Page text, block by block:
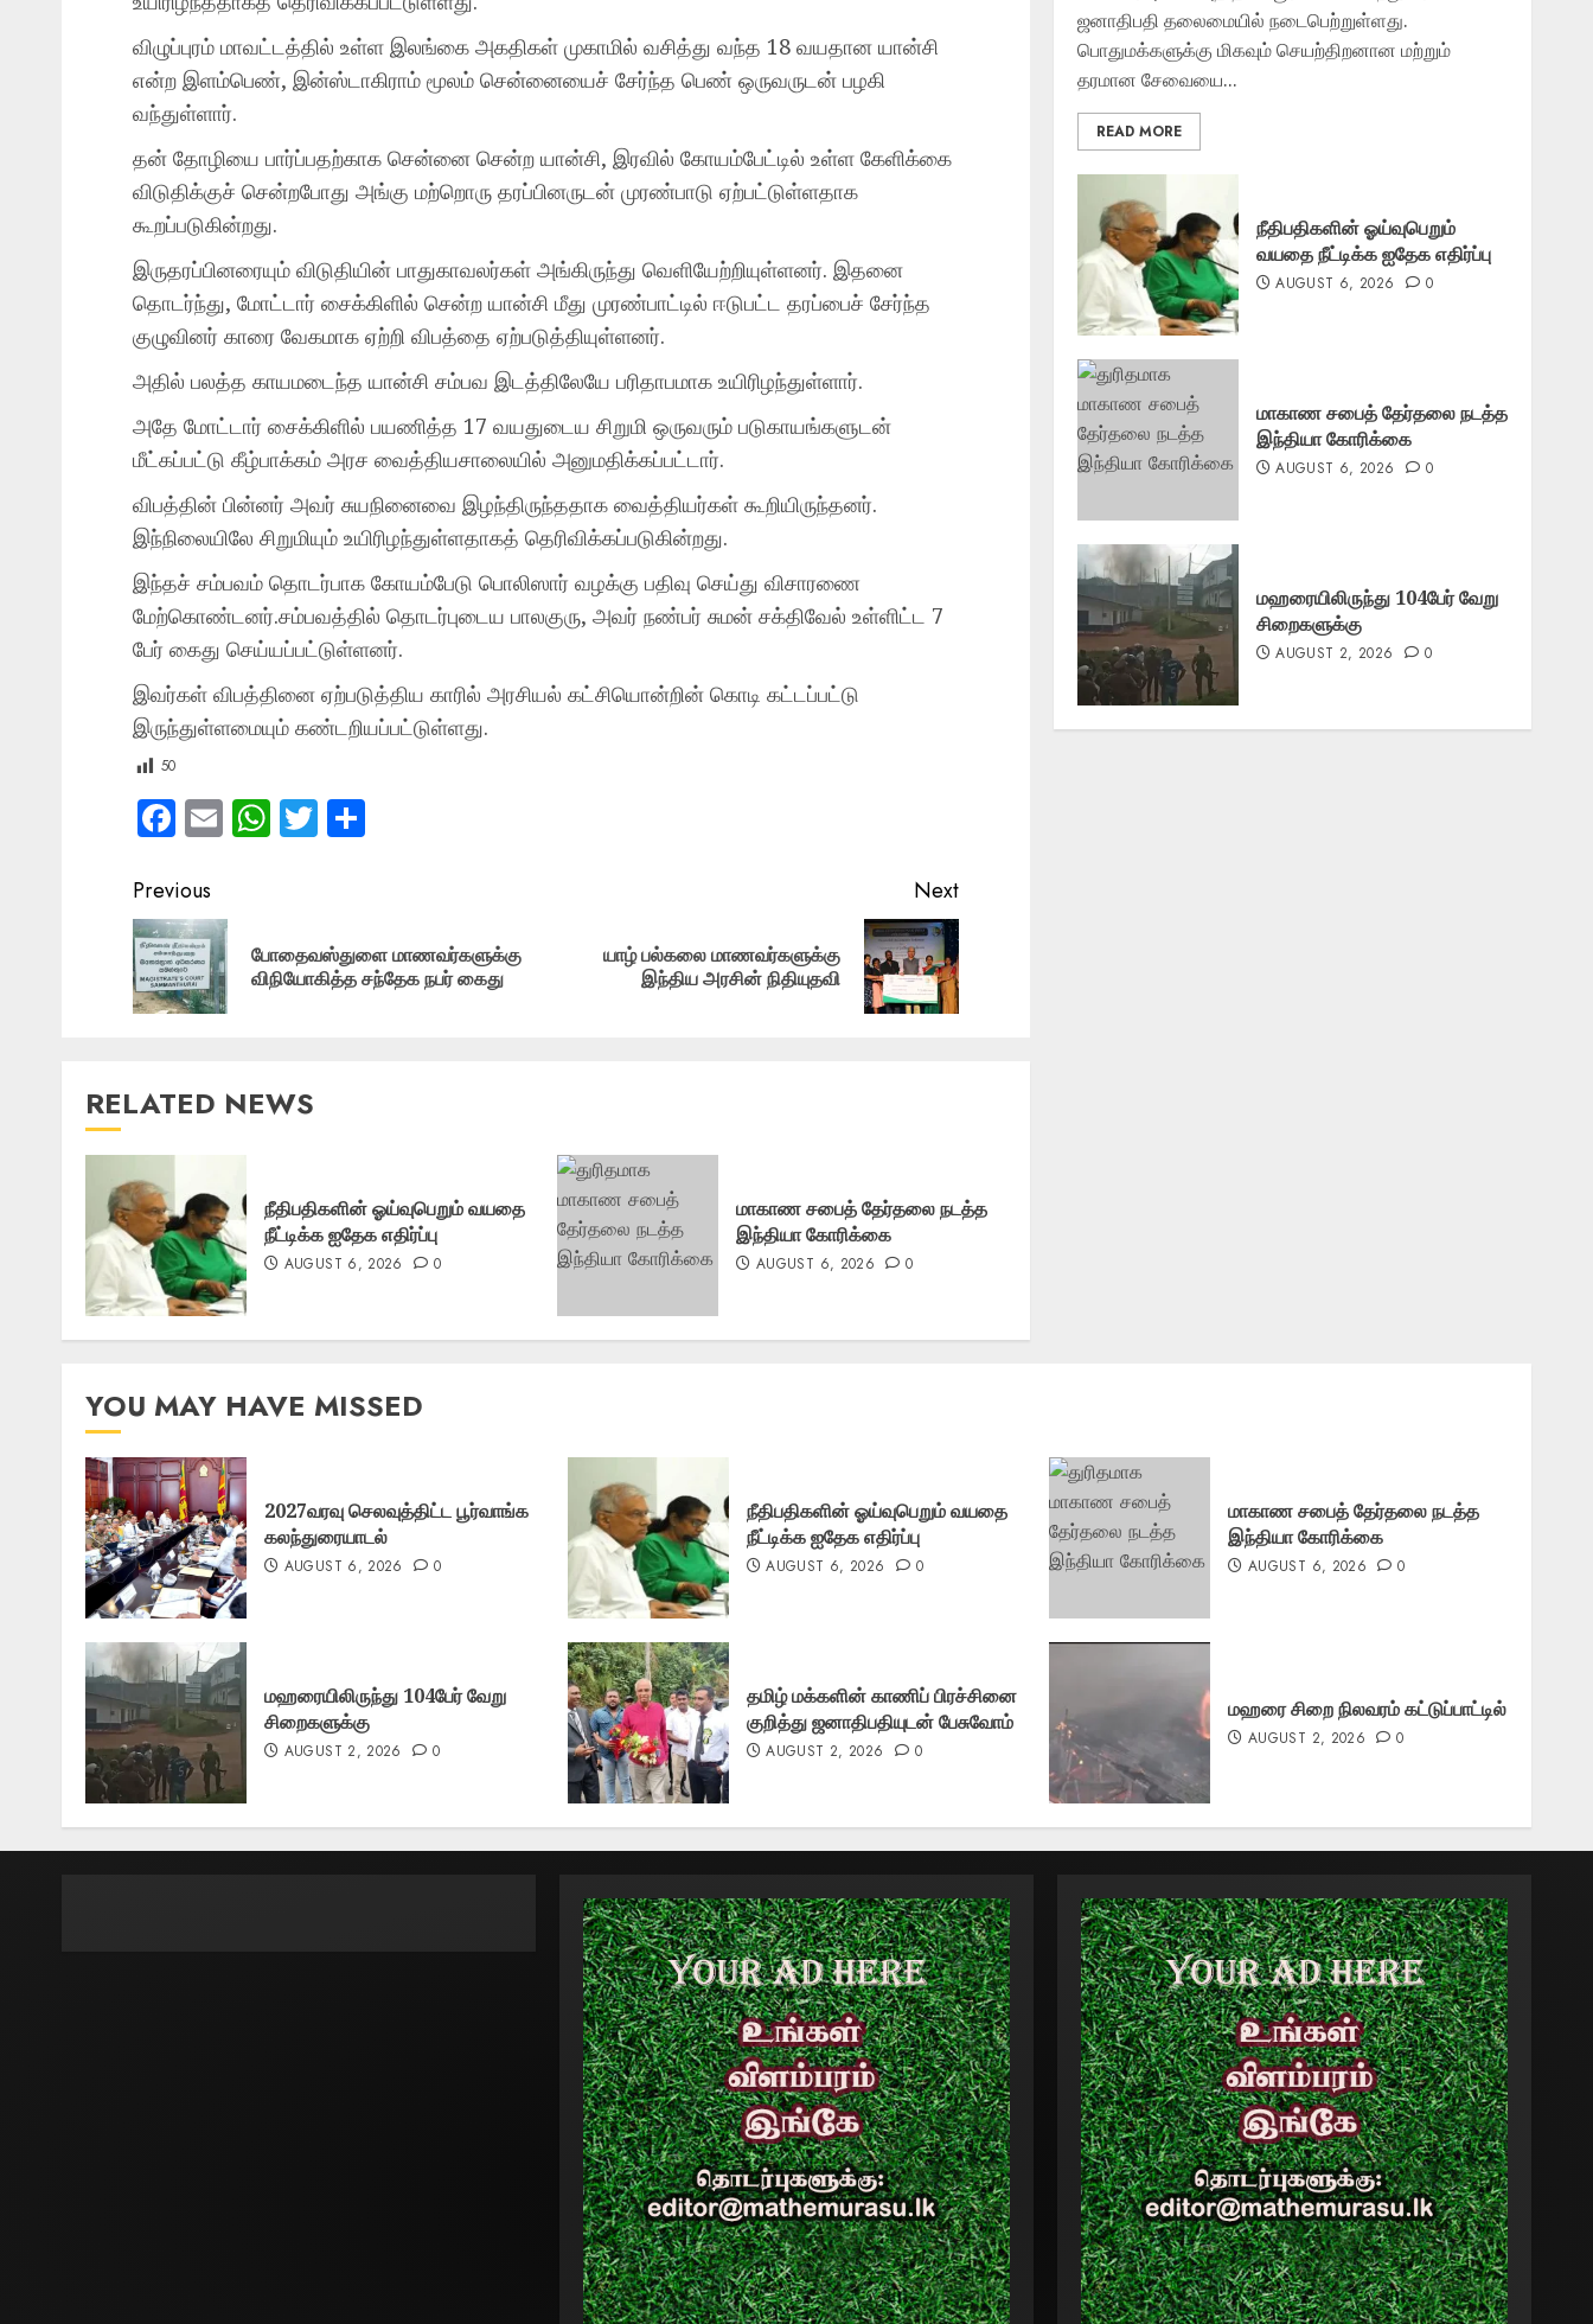
விழுப்புரம் மாவட்டத்தில் உள்ள இலங்கை அகதிகள் முகாமில் வசித்து வந்த 18 வயதான யான்சி
என்ற இளம்பெண், இன்ஸ்டாகிராம் மூலம் சென்னையைச் சேர்ந்த பெண் ஒருவருடன் பழகி
வந்துள்ளார்.
தன் தோழியை பார்ப்பதற்காக சென்னை சென்ற யான்சி, இரவில் கோயம்பேட்டில் உள்ள கேளிக்கை
விடுதிக்குச் சென்றபோது அங்கு மற்றொரு தரப்பினருடன் முரண்பாடு ஏற்பட்டுள்ளதாக
கூறப்படுகின்றது.
இருதரப்பினரையும் விடுதியின் பாதுகாவலர்கள் அங்கிருந்து வெளியேற்றியுள்ளனர். இதனை
தொடர்ந்து, மோட்டார் சைக்கிளில் சென்ற யான்சி மீது முரண்பாட்டில் ஈடுபட்ட தரப்பைச் சேர்ந்த
குழுவினர் காரை வேகமாக ஏற்றி விபத்தை ஏற்படுத்தியுள்ளனர்.
அதில் பலத்த காயமடைந்த யான்சி சம்பவ இடத்திலேயே பரிதாபமாக உயிரிழந்துள்ளார்.
அதே மோட்டார் சைக்கிளில் பயணித்த 17 வயதுடைய சிறுமி ஒருவரும் படுகாயங்களுடன்
மீட்கப்பட்டு கீழ்பாக்கம் அரச வைத்தியசாலையில் அனுமதிக்கப்பட்டார்.
விபத்தின் பின்னர் அவர் சுயநினைவை இழந்திருந்ததாக வைத்தியர்கள் கூறியிருந்தனர்.
இந்நிலையிலே சிறுமியும் உயிரிழந்துள்ளதாகத் தெரிவிக்கப்படுகின்றது.
இந்தச் சம்பவம் தொடர்பாக கோயம்பேடு பொலிஸார் வழக்கு பதிவு செய்து விசாரணை
மேற்கொண்டனர்.சம்பவத்தில் தொடர்புடைய பாலகுரு, அவர் நண்பர் சுமன் சக்திவேல் உள்ளிட்ட 7
பேர் கைது செய்யப்பட்டுள்ளனர்.
இவர்கள் விபத்தினை ஏற்படுத்திய காரில் அரசியல் கட்சியொன்றின் கொடி கட்டப்பட்டு
இருந்துள்ளமையும் கண்டறியப்பட்டுள்ளது.
50
Facebook
EmailWhatsApp
Twitter
Post
navigation
Previous
Previous
போதைவஸ்துளை மாணவர்களுக்கு
விநியோகித்த சந்தேக நபர் கைது
Next
யாழ் பல்கலை மாணவர்களுக்கு
இந்திய அரசின் நிதியுதவி
RELATED NEWS
நீதிபதிகளின் ஓய்வுபெறும் வயதை
நீட்டிக்க ஐதேக எதிர்ப்பு
AUGUST 6, 2026 0
மாகாண சபைத் தேர்தலை நடத்த
இந்தியா கோரிக்கை
AUGUST 6, 2026 0
ஜனாதிபதி தலைமையில் நடைபெற்றுள்ளது.
பொதுமக்களுக்கு மிகவும் செயற்திறனான மற்றும்
தரமான சேவையை...
READ MORE
நீதிபதிகளின் ஓய்வுபெறும்
வயதை நீட்டிக்க ஐதேக எதிர்ப்பு
AUGUST 6, 2026 0
மாகாண சபைத் தேர்தலை நடத்த
இந்தியா கோரிக்கை
AUGUST 6, 2026 0
மஹரையிலிருந்து 104பேர் வேறு
சிறைகளுக்கு
AUGUST 2, 2026 0
YOU MAY HAVE MISSED
2027வரவு செலவுத்திட்ட பூர்வாங்க
கலந்துரையாடல்
AUGUST 6, 2026 0
நீதிபதிகளின் ஓய்வுபெறும் வயதை
நீட்டிக்க ஐதேக எதிர்ப்பு
AUGUST 6, 2026 0
மாகாண சபைத் தேர்தலை நடத்த
இந்தியா கோரிக்கை
AUGUST 6, 2026 0
மஹரையிலிருந்து 104பேர் வேறு
சிறைகளுக்கு
AUGUST 2, 2026 0
தமிழ் மக்களின் காணிப் பிரச்சினை
குறித்து ஜனாதிபதியுடன் பேசுவோம்
AUGUST 2, 2026 0
மஹரை சிறை நிலவரம் கட்டுப்பாட்டில்
AUGUST 2, 2026 0